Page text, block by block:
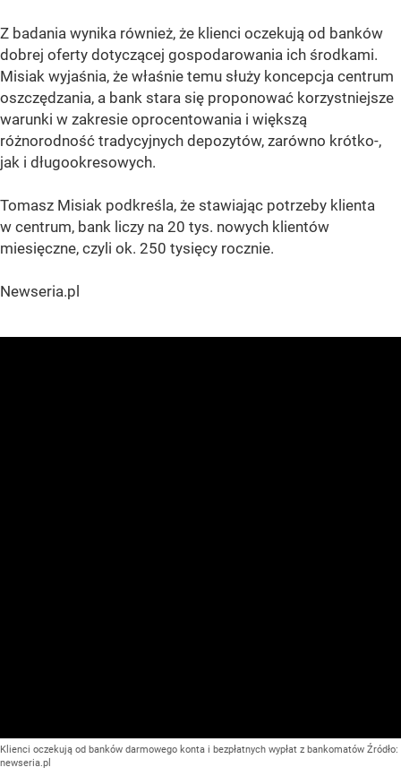
Z badania wynika również, że klienci oczekują od banków
dobrej oferty dotyczącej gospodarowania ich środkami.
Misiak wyjaśnia, że właśnie temu służy koncepcja centrum
oszczędzania, a bank stara się proponować korzystniejsze
warunki w zakresie oprocentowania i większą
różnorodność tradycyjnych depozytów, zarówno krótko-,
jak i długookresowych.
Tomasz Misiak podkreśla, że stawiając potrzeby klienta
w centrum, bank liczy na 20 tys. nowych klientów
miesięczne, czyli ok. 250 tysięcy rocznie.
Newseria.pl
Klienci oczekują od banków darmowego konta i bezpłatnych wypłat z bankomatów Źródło:
newseria.pl